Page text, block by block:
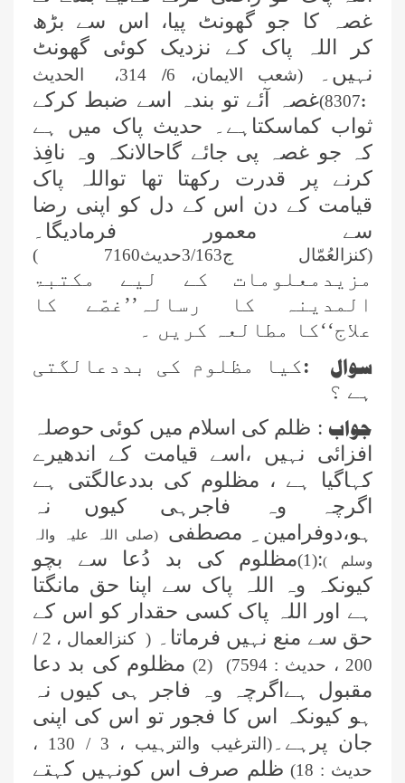
غصہ کا جو گھونٹ پیا، اس سے بڑھ
کر اللہ پاک کے نزدیک کوئی گھونٹ
نہیں۔
(شعب الایمان، 6 / 314، الحدیث
:
8307) غصہ آئے تو بندہ اسے ضبط کرکے
ثواب کماسکتاہے۔ حدیث پاک میں ہے
کہ جو غصہ پی جائے گاحالانکہ وہ نافِذ
کرنے پر قدرت رکھتا تھا تواللہ پاک
قیامت کے دن اس کے دل کو اپنی رضا
سے معمور فرمادیگا۔
(کنزالعُمّال ج3/163حدیث7160 )
مزیدمعلومات کے لیے مکتبۃ
المدینہ کا رسالہ’’غصّے کا
علاج‘‘کا مطالعہ کریں ۔
سوال :کیا مظلوم کی بددعالگتی
ہے ؟
جواب : ظلم کی اسلام میں کوئی حوصلہ
افزائی نہیں ،اسے قیامت کے اندھیرے
کہاگیا ہے ، مظلوم کی بددعالگتی ہے
اگرچہ وہ فاجرہی کیوں نہ
ہو،دوفرامین ِ مصطفی
(صلی اللہ علیہ والہ
وسلم ):
(1)
مظلوم کی بد دُعا سے بچو
کیونکہ وہ اللہ پاک سے اپنا حق مانگتا
ہے اور اللہ پاک کسی حقدار کو اس کے
حق سے منع نہیں فرماتا۔
( کنزالعمال ، 2 /
200 ، حدیث : 7594) (2)
مظلوم کی بد دعا
مقبول ہےاگرچہ وہ فاجر ہی کیوں نہ
ہو کیونکہ اس کا فجور تو اس کی اپنی
جان پرہے۔
(الترغیب والترہیب ، 3 / 130 ،
حدیث : 18)
ظلم صرف اس کونہیں کہتے